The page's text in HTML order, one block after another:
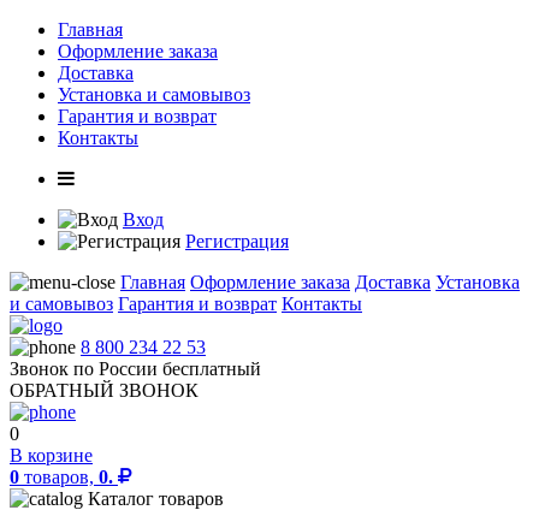
Главная
Оформление заказа
Доставка
Установка и самовывоз
Гарантия и возврат
Контакты
Вход
Регистрация
Главная Оформление заказа Доставка Установка
и самовывоз Гарантия и возврат Контакты
8 800 234 22 53
Звонок по России бесплатный
ОБРАТНЫЙ ЗВОНОК
0
В корзине
0 товаров, 0.
Каталог товаров